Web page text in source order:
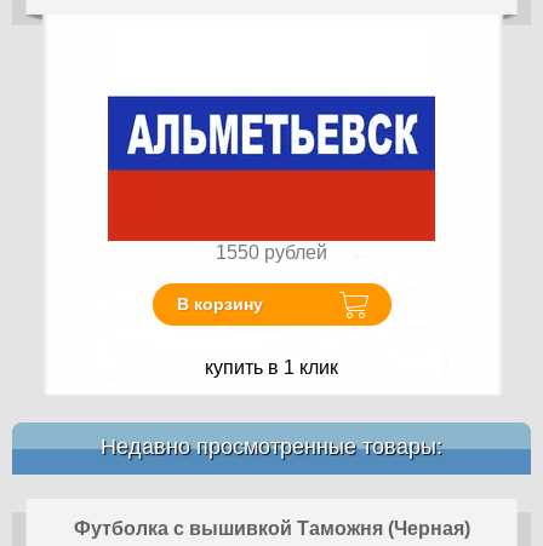
1550 рублей
В корзину
купить в 1 клик
Недавно просмотренные товары:
Футболка с вышивкой Таможня (Черная)